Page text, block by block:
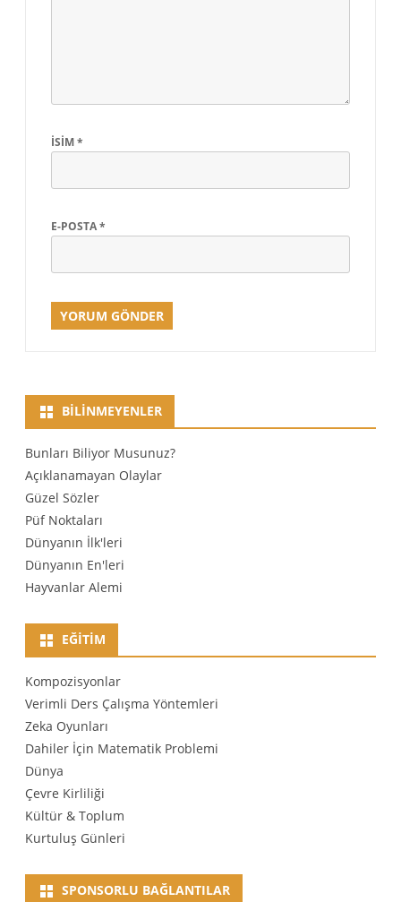
İSIM*
E-POSTA*
BILINMEYENLER
Bunları Biliyor Musunuz?
Açıklanamayan Olaylar
Güzel Sözler
Püf Noktaları
Dünyanın İlk'leri
Dünyanın En'leri
Hayvanlar Alemi
EĞITIM
Kompozisyonlar
Verimli Ders Çalışma Yöntemleri
Zeka Oyunları
Dahiler İçin Matematik Problemi
Dünya
Çevre Kirliliği
Kültür & Toplum
Kurtuluş Günleri
SPONSORLU BAĞLANTILAR